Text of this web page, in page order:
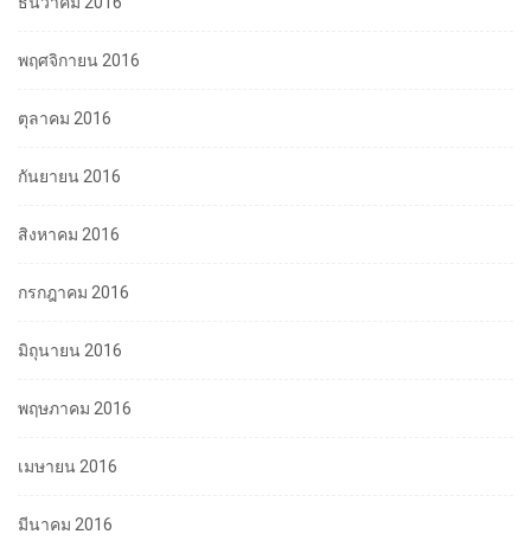
พฤศจิกายน 2016
ตุลาคม 2016
กันยายน 2016
สิงหาคม 2016
กรกฎาคม 2016
มิถุนายน 2016
พฤษภาคม 2016
เมษายน 2016
มีนาคม 2016